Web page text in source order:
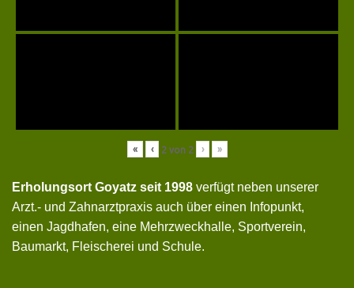
« ‹ 2von 2 › »
Erholungsort Goyatz seit 1998 verfügt neben unserer
Arzt.- und Zahnarztpraxis auch über einen Infopunkt,
einen Jagdhafen, eine Mehrzweckhalle, Sportverein,
Baumarkt, Fleischerei und Schule.